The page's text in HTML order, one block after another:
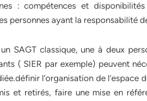
: compétences et
personnes ayant la responsabilité
SAGT classique, une à deux
( SIER par exemple) peuvent
l’organisation de l’espace
et retirés, faire une mise en